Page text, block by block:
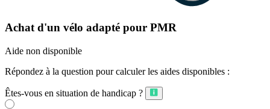
Achat d'un vélo adapté pour PMR
Aide non disponible
Répondez à la question pour calculer les aides disponibles :
Êtes-vous en situation de handicap ?